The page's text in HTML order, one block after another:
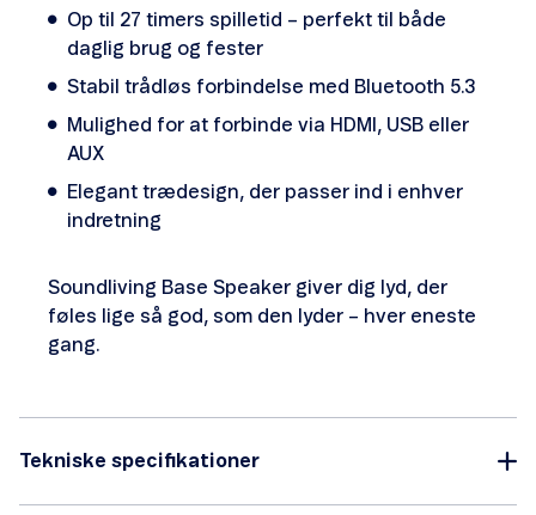
Op til 27 timers spilletid – perfekt til både
daglig brug og fester
Stabil trådløs forbindelse med Bluetooth 5.3
Mulighed for at forbinde via HDMI, USB eller
AUX
Elegant trædesign, der passer ind i enhver
indretning
Soundliving Base Speaker giver dig lyd, der
føles lige så god, som den lyder – hver eneste
gang.
Tekniske specifikationer